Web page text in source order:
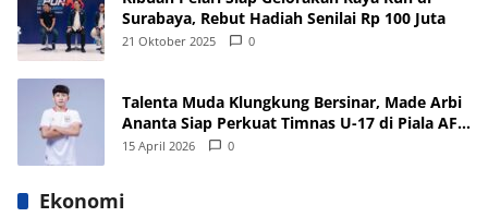
Surabaya, Rebut Hadiah Senilai Rp 100 Juta
21 Oktober 2025 0
Talenta Muda Klungkung Bersinar, Made Arbi
Ananta Siap Perkuat Timnas U-17 di Piala AFF
dan Asia 2026
15 April 2026 0
Ekonomi